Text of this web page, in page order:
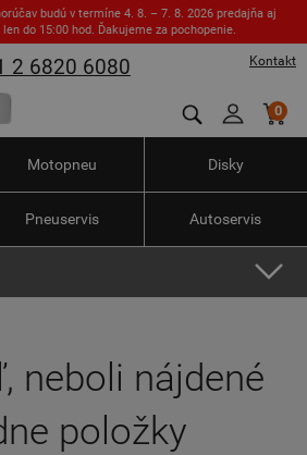
budú v termíne 4. 8. – 7. 8. 2026 predajňa aj
do 15:00 hod. Ďakujeme za pochopenie.
Kontakt
2 6820 6080
0
Motopneu Disky
Pneuservis Autoservis
neboli nájdené
položky